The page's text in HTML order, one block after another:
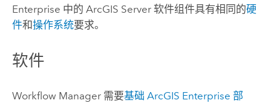
Enterprise 中的 ArcGIS Server软件组件具有相同的硬
件和操作系统要求。
软件
Workflow Manager需要基础 ArcGIS Enterprise 部